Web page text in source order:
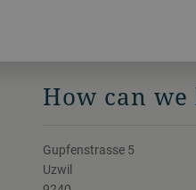
How can we
Gupfenstrasse 5
Uzwil